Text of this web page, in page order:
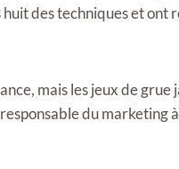
des techniques et ont
mais les jeux de grue
du marketing